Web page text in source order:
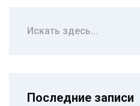
Последние записи